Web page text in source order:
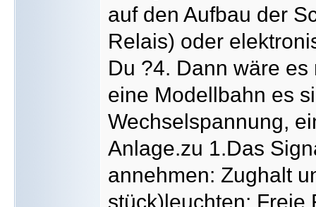
auf den Aufbau der
Relais) oder
Du ?4. Dann wäre
eine Modellbahn es
Wechselspannung,
Anlage.zu 1.Das
annehmen: Zughalt
stück)leuchten; Freie